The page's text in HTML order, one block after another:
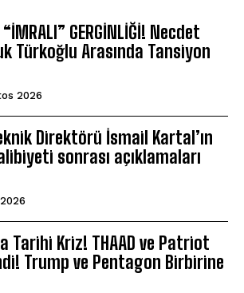
“İMRALI” GERGİNLİĞİ! Necdet
Türkoğlu Arasında Tansiyon
2026
Direktörü İsmail Kartal’ın
sonrası açıklamaları
Tarihi Kriz! THAAD ve Patriot
Trump ve Pentagon Birbirine